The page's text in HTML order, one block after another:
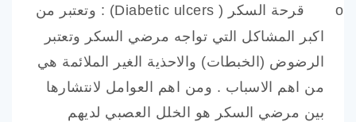
o قرحة السكر ( Diabetic ulcers) : وتعتبر من
اكبر المشاكل التي تواجه مرضي السكر وتعتبر
الرضوض (الخبطات) والاحذية الغير الملائمة هي
من اهم الاسباب . ومن اهم العوامل لانتشارها
بين مرضي السكر هو الخلل العصبي لديهم